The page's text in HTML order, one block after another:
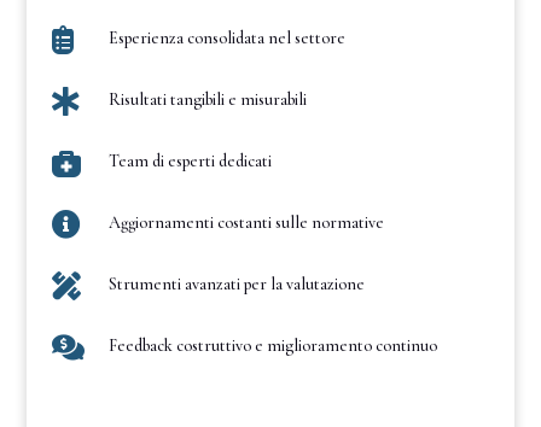
 Esperienza consolidata nel settore
 Risultati tangibili e misurabili
 Team di esperti dedicati
 Aggiornamenti costanti sulle normative
 Strumenti avanzati per la valutazione
 Feedback costruttivo e miglioramento continuo